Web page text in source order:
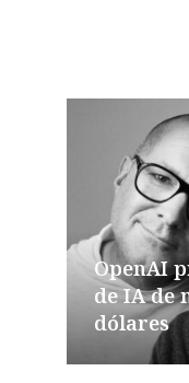
OpenAI
de IA de
dólares